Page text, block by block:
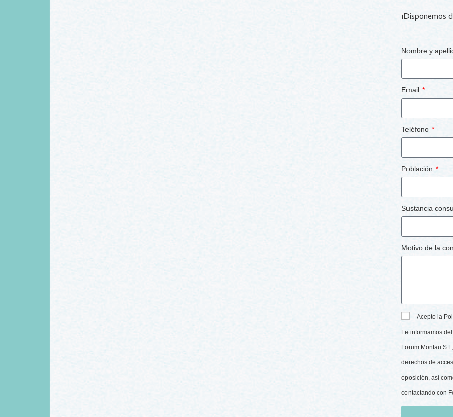
¡Disponemos
Nombre y
Email
Teléfono
Población
Sustancia
Motivo de la
Acepto la
Le informamos
Forum Montau
derechos de
oposición, así
contactando con